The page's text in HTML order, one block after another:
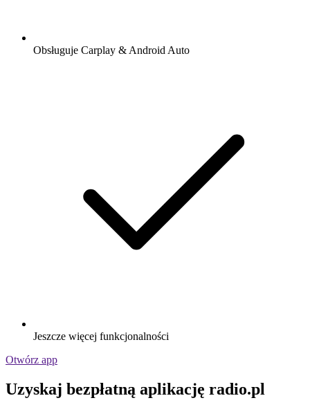
Obsługuje Carplay & Android Auto
Jeszcze więcej funkcjonalności
Otwórz app
Uzyskaj bezpłatną aplikację radio.pl